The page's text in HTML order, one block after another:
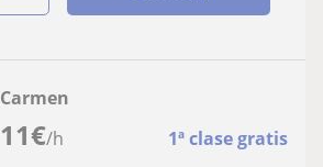
11€/h 1ª clase gratis
Carmen